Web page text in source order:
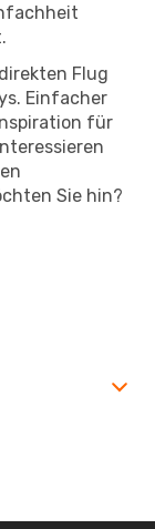
Flug
Einfacher
für
Sie hin?